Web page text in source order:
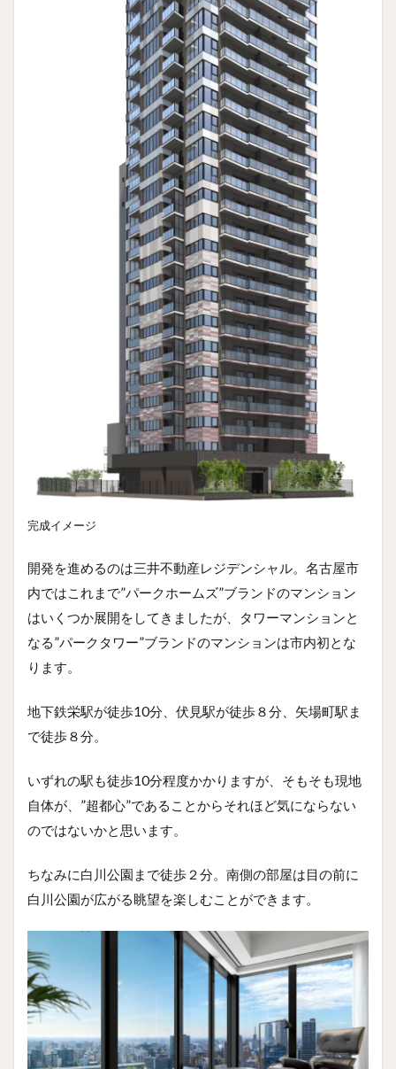
完成イメージ
開発を進めるのは三井不動産レジデンシャル。名古屋市
内ではこれまで”パークホームズ”ブランドのマンション
はいくつか展開をしてきましたが、タワーマンションと
なる”パークタワー”ブランドのマンションは市内初とな
ります。
地下鉄栄駅が徒歩10分、伏見駅が徒歩８分、矢場町駅ま
で徒歩８分。
いずれの駅も徒歩10分程度かかりますが、そもそも現地
自体が、”超都心”であることからそれほど気にならない
のではないかと思います。
ちなみに白川公園まで徒歩２分。南側の部屋は目の前に
白川公園が広がる眺望を楽しむことができます。